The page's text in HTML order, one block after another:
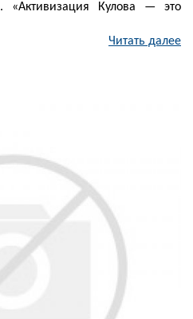
«Активизация Кулова — это
Читать далее